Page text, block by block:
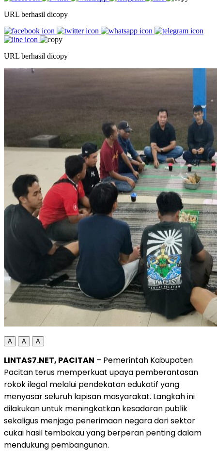
URL berhasil dicopy
URL berhasil dicopy
A A A
LINTAS7.NET, PACITAN – Pemerintah Kabupaten
Pacitan terus memperkuat upaya pemberantasan
rokok ilegal melalui pendekatan edukatif yang
menyasar seluruh lapisan masyarakat. Langkah ini
dilakukan untuk meningkatkan kesadaran publik
sekaligus menjaga penerimaan negara dari sektor
cukai hasil tembakau yang berperan penting dalam
mendukung pembangunan.